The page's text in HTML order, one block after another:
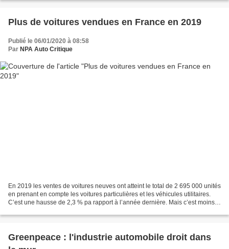
Plus de voitures vendues en France en 2019
Publié le 06/01/2020 à 08:58
Par NPA Auto Critique
En 2019 les ventes de voitures neuves ont atteint le total de 2 695 000 unités
en prenant en compte les voitures particulières et les véhicules utilitaires.
C’est une hausse de 2,3 % pa rapport à l’année dernière. Mais c’est moins
Greenpeace : l'industrie automobile droit dans